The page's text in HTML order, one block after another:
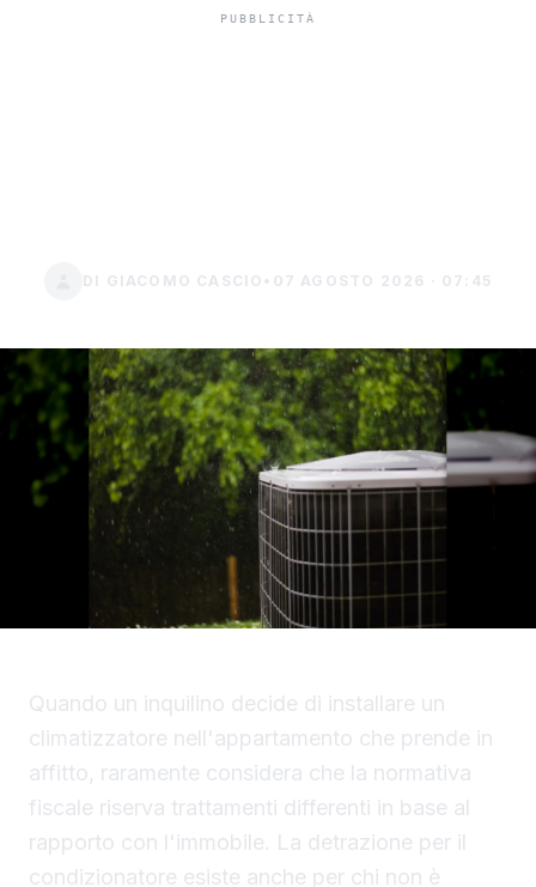
DI GIACOMO CASCIO • 07 AGOSTO 2026 · 07:45
Quando un inquilino decide di installare un
climatizzatore nell'appartamento che prende in
affitto, raramente considera che la normativa
fiscale riserva trattamenti differenti in base al
rapporto con l'immobile. La detrazione per il
condizionatore esiste anche per chi non è